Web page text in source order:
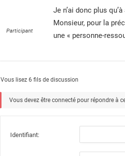
Participant
Je n’ai donc plus
Monsieur, pour la
une « personne-
Vous lisez 6 fils de discussion
Vous devez être connecté pour répondre à
Identifiant: